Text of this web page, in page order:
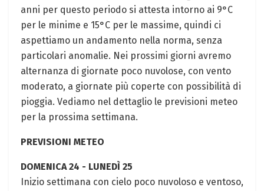
anni per questo periodo si attesta ⁣intorno ai ‍9°C
per le minime e 15°C per⁢ le massime, quindi ci​
aspettiamo‌ un andamento nella norma, senza
particolari anomalie. Nei prossimi ‍giorni avremo
alternanza di ‌giornate poco nuvolose, con vento
moderato, a⁣ giornate più coperte con⁣ possibilità di
pioggia. Vediamo nel dettaglio ‌le previsioni meteo
per la prossima settimana.
PREVISIONI METEO
DOMENICA‌ 24 ⁢-​ LUNEDÌ 25
Inizio settimana con cielo poco nuvoloso e ventoso,⁣